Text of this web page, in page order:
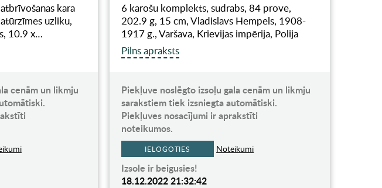
kara
uzliku,
10.9 x…
cenām un likmju
6 karošu komplekts, sudrabs, 84 prove,
202.9 g, 15 cm, Vladislavs Hempels, 1908-
1917 g., Varšava, Krievijas impērija, Polija
Pilns apraksts
Piekļuve noslēgto izsoļu gala cenām un likmju
sarakstiem tiek izsniegta automātiski.
Piekļuves nosacījumi ir aprakstīti
noteikumos.
IELOGOTIES Noteikumi
Izsole ir beigusies!
18.12.2022 21:32:42